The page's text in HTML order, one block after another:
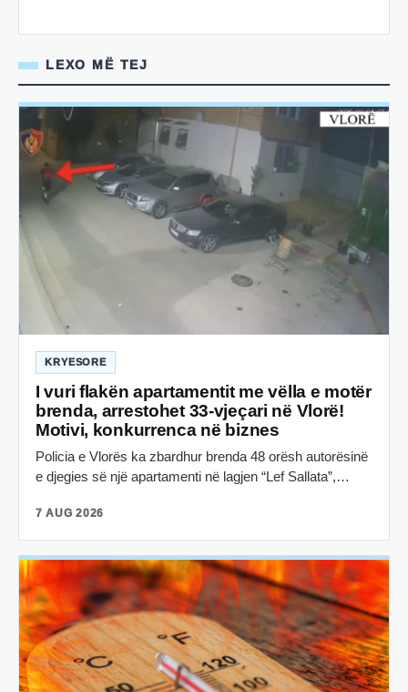
LEXO MË TEJ
KRYESORE
I vuri flakën apartamentit me vëlla e motër
brenda, arrestohet 33-vjeçari në Vlorë!
Motivi, konkurrenca në biznes
Policia e Vlorës ka zbardhur brenda 48 orësh autorësinë
e djegies së një apartamenti në lagjen “Lef Sallata”,…
7 AUG 2026